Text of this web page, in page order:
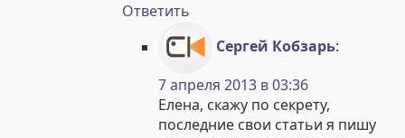
Ответить
Сергей Кобзарь:
7 апреля 2013 в 03:36
Елена, скажу по секрету,
последние свои статьи я пишу